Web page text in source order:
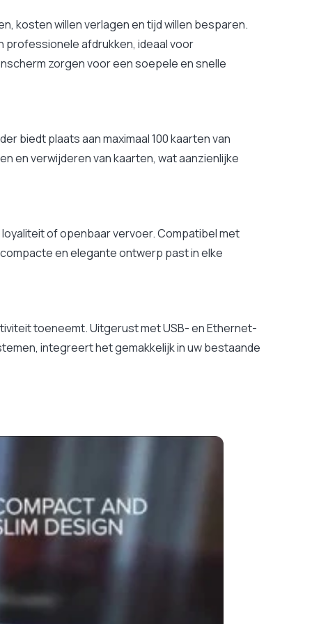
kosten willen verlagen en tijd willen besparen.
professionele afdrukken, ideaal voor
zorgen voor een soepele en snelle
biedt plaats aan maximaal 100 kaarten van
en verwijderen van kaarten, wat aanzienlijke
of openbaar vervoer. Compatibel met
en elegante ontwerp past in elke
toeneemt. Uitgerust met USB- en Ethernet-
integreert het gemakkelijk in uw bestaande